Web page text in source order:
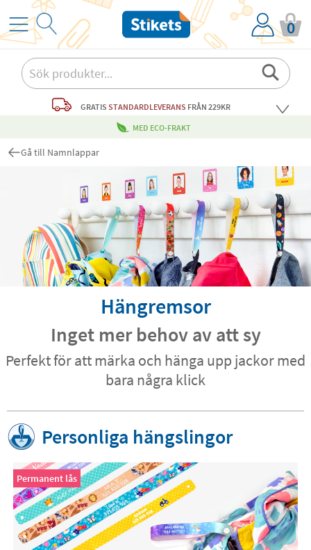
0
GRATIS STANDARDLEVERANS FRÅN 229KR
MED ECO-FRAKT
Gå till Namnlappar
Hängremsor
Inget mer behov av att sy
Perfekt för att märka och hänga upp jackor med
bara några klick
Personliga hängslingor
Permanent lås